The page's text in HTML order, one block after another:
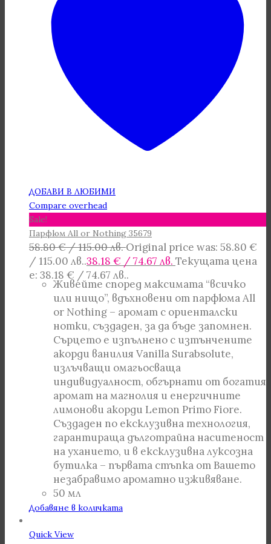
ДОБАВИ В ЛЮБИМИ
Compare overhead
Sale!
Парфюм All or Nothing 35679
58.80€/ 115.00 лв.Original price was: 58.80 €
/ 115.00 лв..38.18 € / 74.67 лв. Текущата цена
е: 38.18 € / 74.67 лв..
Живейте според максимата “всичко
или нищо”, вдъхновени от парфюма All
or Nothing – аромат с ориенталски
нотки, създаден, за да бъде запомнен.
Сърцето е изпълнено с изтънчените
акорди ванилия Vanilla Surabsolute,
излъчващи омагьосваща
индивидуалност, обгърнати от богатия
аромат на магнолия и енергичните
лимонови акорди Lemon Primo Fiore.
Създаден по ексклузивна технология,
гарантираща дълготрайна наситеност
на уханието, и в ексклузивна луксозна
бутилка – първата стъпка от Вашето
незабравимо ароматно изживяване.
50 мл
Добавяне в количката
Quick View